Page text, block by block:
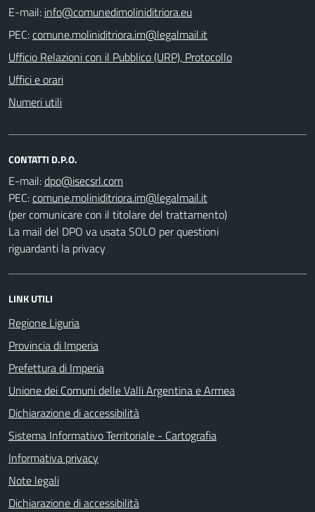
E-mail:
PEC:
Ufficio Relazioni con il Pubblico (URP), Protocollo
Uffici e orari
Numeri utili
CONTATTI D.P.O.
E-mail:
PEC:
(per comunicare con il titolare del trattamento)
La mail del DPO va usata SOLO per questioni
riguardanti la privacy
LINK UTILI
Regione Liguria
Provincia di Imperia
Prefettura di Imperia
Unione dei Comuni delle Valli Argentina e Armea
Dichiarazione di accessibilità
Sistema Informativo Territoriale - Cartografia
Informativa privacy
Note legali
Dichiarazione di accessibilità